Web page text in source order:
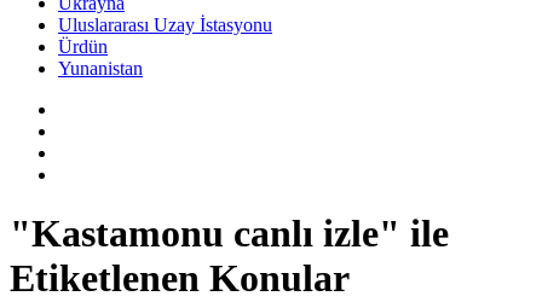
Uluslararası Uzay İstasyonu
Ürdün
Yunanistan
"Kastamonu canlı izle" ile
Etiketlenen Konular